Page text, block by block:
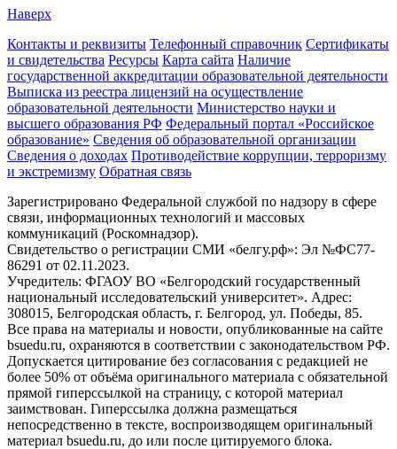
Наверх
Контакты и реквизиты Телефонный справочник Сертификаты
и свидетельства Ресурсы Карта сайта Наличие
государственной аккредитации образовательной деятельности
Выписка из реестра лицензий на осуществление
образовательной деятельности Министерствo науки и
высшего образования РФ Федеральный портал «Российское
образование» Сведения об образовательной организации
Сведения о доходах Противодействие коррупции, терроризму
и экстремизму Обратная связь
Зарегистрировано Федеральной службой по надзору в сфере
связи, информационных технологий и массовых
коммуникаций (Роскомнадзор).
Свидетельство о регистрации СМИ «белгу.рф»: Эл №ФС77-
86291 от 02.11.2023.
Учредитель: ФГАОУ ВО «Белгородский государственный
национальный исследовательский университет». Адрес:
308015, Белгородская область, г. Белгород, ул. Победы, 85.
Все права на материалы и новости, опубликованные на сайте
bsuedu.ru, охраняются в соответствии с законодательством РФ.
Допускается цитирование без согласования с редакцией не
более 50% от объёма оригинального материала с обязательной
прямой гиперссылкой на страницу, с которой материал
заимствован. Гиперссылка должна размещаться
непосредственно в тексте, воспроизводящем оригинальный
материал bsuedu.ru, до или после цитируемого блока.